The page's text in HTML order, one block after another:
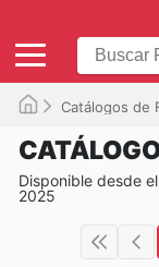
Catálogos de
Disponible desde
2025